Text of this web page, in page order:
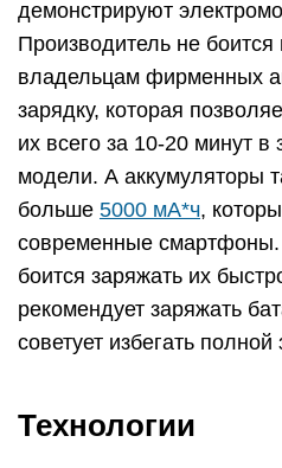
демонстрируют
Производитель не боится
владельцам фирменных
зарядку, которая
их всего за 10-20 минут в
модели. А аккумуляторы
больше 5000 мА*ч,
современные смартфоны.
боится заряжать их
рекомендует заряжать
советует избегать полной
Технологии